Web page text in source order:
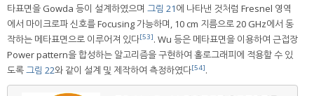
타표면을 Gowda 등이 설계하였으며 그림 21에 나타낸 것처럼 Fresnel 영역
에서 마이크로파 신호를 Focusing 가능하며, 10 cm 지름으로 20 GHz에서 동
작하는 메타표면으로 이루어져 있다[53]. Wu 등은 메타표면을 이용하여 근접장
Power pattern을 합성하는 알고리즘을 구현하여 홀로그래피에 적용할 수 있
도록그림 22와 같이 설계 및 제작하여 측정하였다[54].